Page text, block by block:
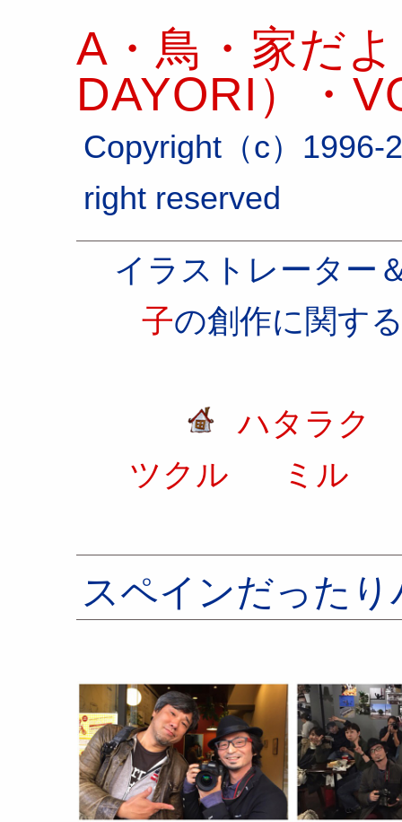
A・鳥・家だ
DAYORI）・
Copyright（c）
right reserved
イラストレーター
子の創作に関す
ハタラク
ツクル
ミル
スペインだった